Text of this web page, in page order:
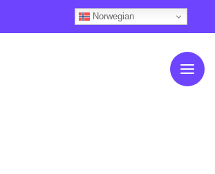
Norwegian